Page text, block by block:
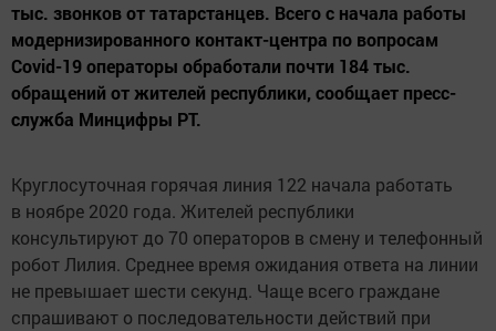
тыс. звонков от татарстанцев. Всего с начала работы
модернизированного контакт-центра по вопросам
Covid-19 операторы обработали почти 184 тыс.
обращений от жителей республики, сообщает пресс-
служба Минцифры РТ.
Круглосуточная горячая линия 122 начала работать
в ноябре 2020 года. Жителей республики
консультируют до 70 операторов в смену и телефонный
робот Лилия. Среднее время ожидания ответа на линии
не превышает шести секунд. Чаще всего граждане
спрашивают о последовательности действий при